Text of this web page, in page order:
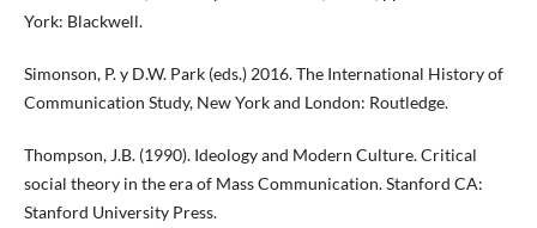
York: Blackwell.
Simonson, P. y D.W. Park (eds.) 2016. The International History of
Communication Study, New York and London: Routledge.
Thompson, J.B. (1990). Ideology and Modern Culture. Critical
social theory in the era of Mass Communication. Stanford CA:
Stanford University Press.